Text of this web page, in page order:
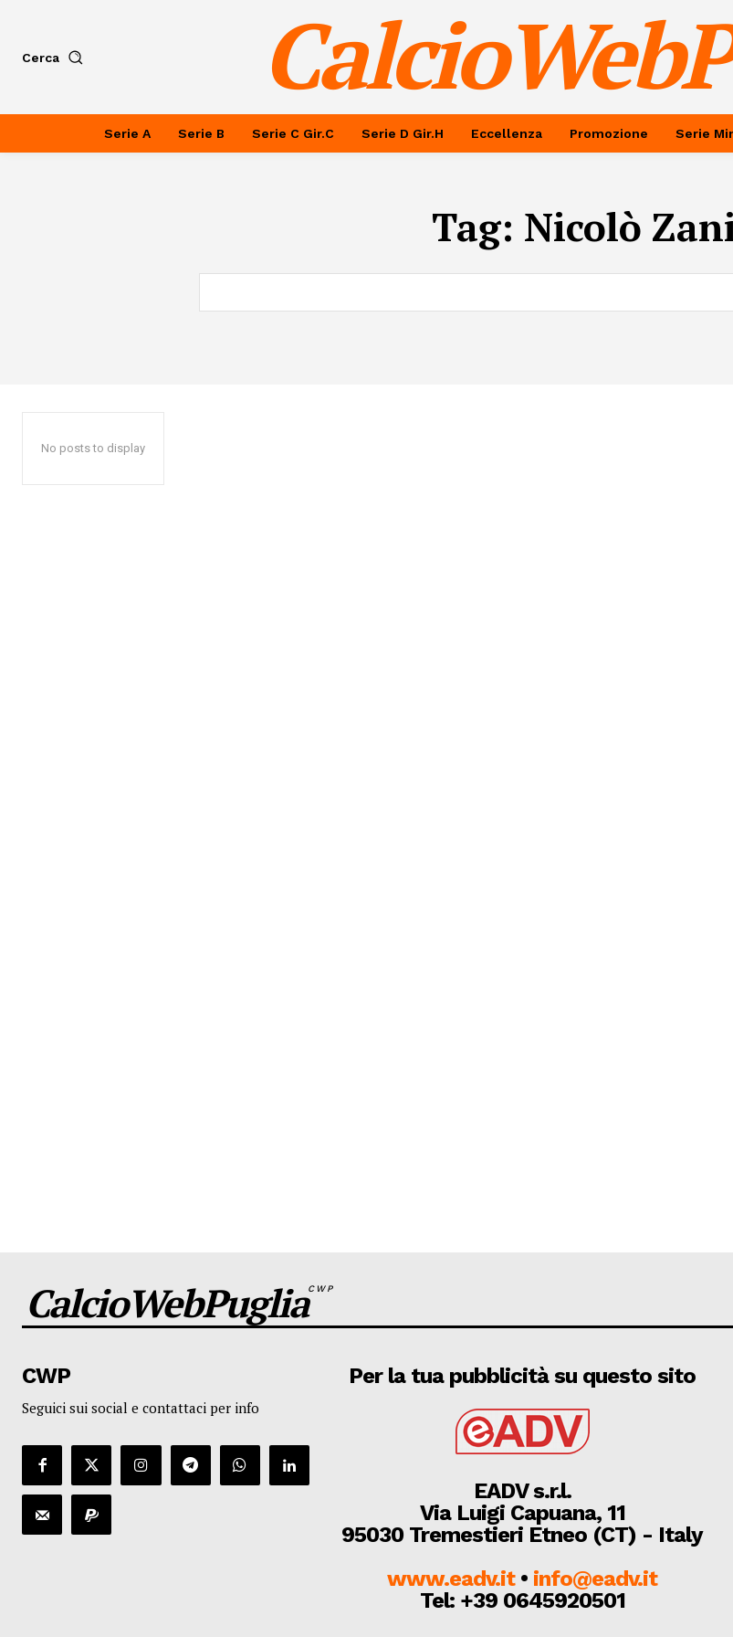
Cerca
Serie A Serie B Serie C Gir.C Serie D Gir.H Eccellenza Promozione Serie
Tag: Nicolò
No posts to display
CalcioWebPugliaCWP
CWP
Seguici sui social e contattaci per info
Per la tua pubblicità su questo sito
EADV s.r.l.
Via Luigi Capuana, 11
95030 Tremestieri Etneo (CT) - Italy
www.eadv.it• info@eadv.it
Tel: +39 0645920501